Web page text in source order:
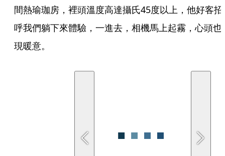
間熱瑜珈房，裡頭溫度高達攝氏45度以上，他好客招
呼我們躺下來體驗，一進去，相機馬上起霧，心頭也
現暖意。